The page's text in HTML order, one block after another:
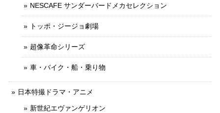
NESCAFE サンダーバードメカセレクション
トッポ・ジージョ劇場
超像革命シリーズ
車・バイク・船・乗り物
日本特撮ドラマ・アニメ
新世紀エヴァンゲリオン